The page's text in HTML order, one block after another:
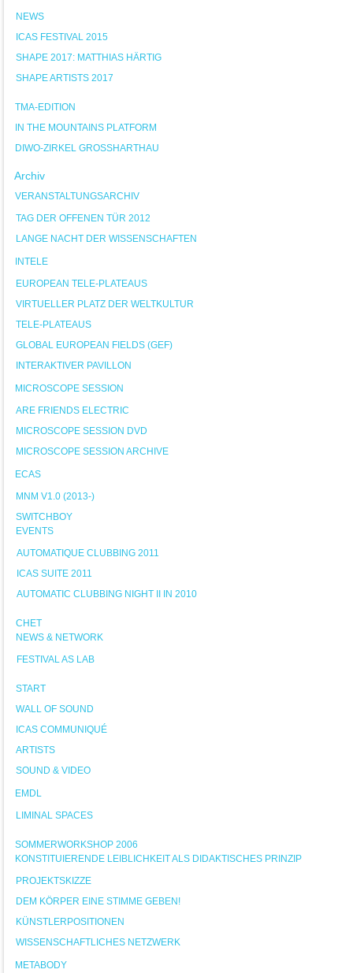
NEWS
ICAS FESTIVAL 2015
SHAPE 2017: MATTHIAS HÄRTIG
SHAPE ARTISTS 2017
TMA-EDITION
IN THE MOUNTAINS PLATFORM
DIWO-ZIRKEL GROSSHARTHAU
Archiv
VERANSTALTUNGSARCHIV
TAG DER OFFENEN TÜR 2012
LANGE NACHT DER WISSENSCHAFTEN
INTELE
EUROPEAN TELE-PLATEAUS
VIRTUELLER PLATZ DER WELTKULTUR
TELE-PLATEAUS
GLOBAL EUROPEAN FIELDS (GEF)
INTERAKTIVER PAVILLON
MICROSCOPE SESSION
ARE FRIENDS ELECTRIC
MICROSCOPE SESSION DVD
MICROSCOPE SESSION ARCHIVE
ECAS
MNM V1.0 (2013-)
SWITCHBOY
EVENTS
AUTOMATIQUE CLUBBING 2011
ICAS SUITE 2011
AUTOMATIC CLUBBING NIGHT II IN 2010
CHET
NEWS & NETWORK
FESTIVAL AS LAB
START
WALL OF SOUND
ICAS COMMUNIQUÉ
ARTISTS
SOUND & VIDEO
EMDL
LIMINAL SPACES
SOMMERWORKSHOP 2006
KONSTITUIERENDE LEIBLICHKEIT ALS DIDAKTISCHES PRINZIP
PROJEKTSKIZZE
DEM KÖRPER EINE STIMME GEBEN!
KÜNSTLERPOSITIONEN
WISSENSCHAFTLICHES NETZWERK
METABODY